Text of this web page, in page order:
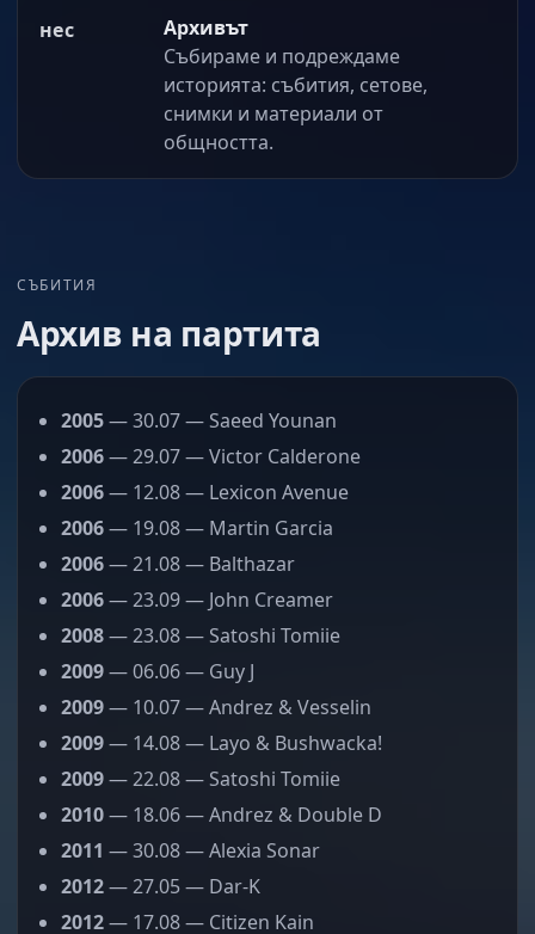
нес
Архивът
Събираме и подреждаме
историята: събития, сетове,
снимки и материали от
общността.
СЪБИТИЯ
Архив на партита
2005— 30.07 — Saeed Younan
2006— 29.07 — Victor Calderone
2006— 12.08 — Lexicon Avenue
2006— 19.08 — Martin Garcia
2006— 21.08 — Balthazar
2006— 23.09 — John Creamer
2008— 23.08 — Satoshi Tomiie
2009— 06.06 — Guy J
2009— 10.07 — Andrez & Vesselin
2009— 14.08 — Layo & Bushwacka!
2009— 22.08 — Satoshi Tomiie
2010— 18.06 — Andrez & Double D
2011 — 30.08 — Alexia Sonar
2012— 27.05 — Dar-K
2012— 17.08 — Citizen Kain